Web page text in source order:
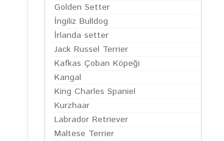
Golden Setter
İngiliz Bulldog
İrlanda setter
Jack Russel Terrier
Kafkas Çoban Köpeği
Kangal
King Charles Spaniel
Kurzhaar
Labrador Retriever
Maltese Terrier